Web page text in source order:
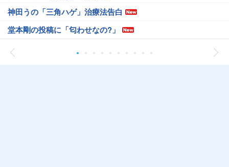
神田うの「三角ハゲ」治療法告白
堂本剛の投稿に「匂わせなの?」